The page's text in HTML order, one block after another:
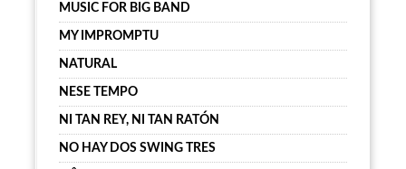
MUSIC FOR BIG BAND
MY IMPROMPTU
NATURAL
NESE TEMPO
NI TAN REY, NI TAN RATÓN
NO HAY DOS SWING TRES